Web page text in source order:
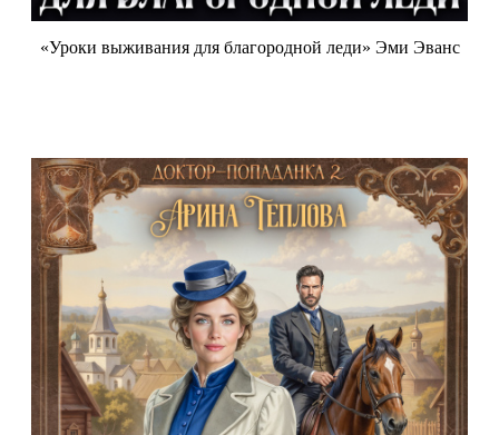
«Уроки выживания для благородной леди» Эми Эванс